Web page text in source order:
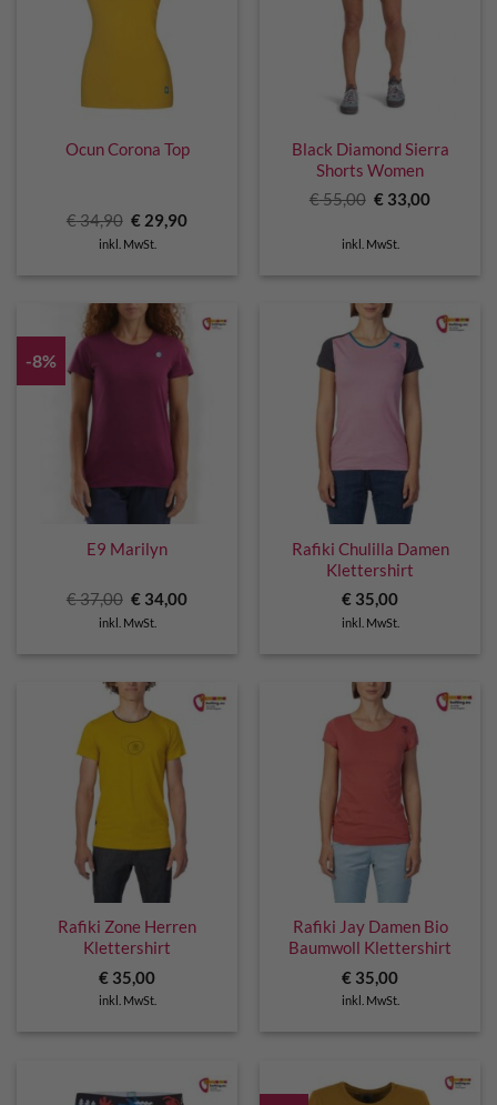
Ocun Corona Top
€34,90 Ursprünglicher
Preis
war:
€ 29,90Aktueller
inkl. MwSt.
Black Diamond Sierra
Shorts Women
€55,00 Ursprünglicher
Preis
€ 55,00
€ 33,00
inkl. MwSt.
-8%
E9 Marilyn
€37,00 Ursprünglicher
Preis
war:
€ 34,00Aktueller
inkl. MwSt.
Rafiki Chulilla Damen
Klettershirt
€ 35,00
inkl. MwSt.
Rafiki Zone Herren
Klettershirt
€ 35,00
inkl. MwSt.
Rafiki Jay Damen Bio
Baumwoll Klettershirt
€ 35,00
inkl. MwSt.